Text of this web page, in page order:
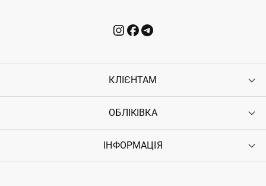
КЛІЄНТАМ
Контакти
Повернення
Гарантія
ОБЛІКІВКА
Увійти
ІНФОРМАЦІЯ